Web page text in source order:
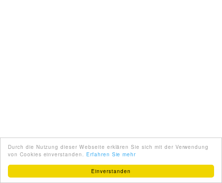
Einverstanden
Durch die Nutzung dieser Webseite erklären Sie sich mit der Verwendung
von Cookies einverstanden. Erfahren Sie mehr